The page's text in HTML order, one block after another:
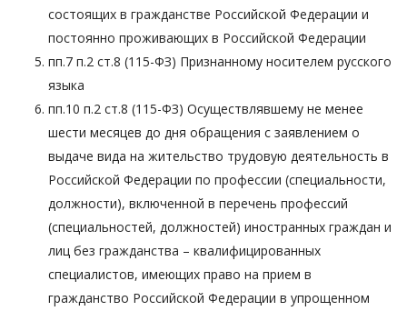
состоящих в гражданстве Российской Федерации и
постоянно проживающих в Российской Федерации
пп.7 п.2 ст.8 (115-ФЗ) Признанному носителем русского
языка
пп.10 п.2 ст.8 (115-ФЗ) Осуществлявшему не менее
шести месяцев до дня обращения с заявлением о
выдаче вида на жительство трудовую деятельность в
Российской Федерации по профессии (специальности,
должности), включенной в перечень профессий
(специальностей, должностей) иностранных граждан и
лиц без гражданства – квалифицированных
специалистов, имеющих право на прием в
гражданство Российской Федерации в упрощенном